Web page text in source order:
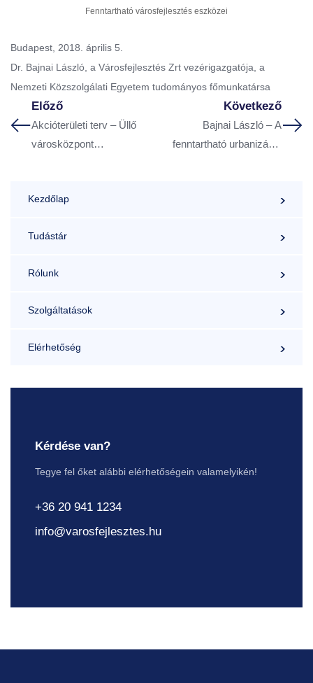
Fenntartható városfejlesztés eszközei
Budapest, 2018. április 5.
Dr. Bajnai László, a Városfejlesztés Zrt vezérigazgatója, a
Nemzeti Közszolgálati Egyetem tudományos főmunkatársa
Előző
Akcióterületi terv – Üllő
városközpont
Következő
Bajnai László – A
fenntartható urbanizáció
Kezdőlap
Tudástár
Rólunk
Szolgáltatások
Elérhetőség
Kérdése van?
Tegye fel őket alábbi elérhetőségein valamelyikén!
+36 20 941 1234
info@varosfejlesztes.hu